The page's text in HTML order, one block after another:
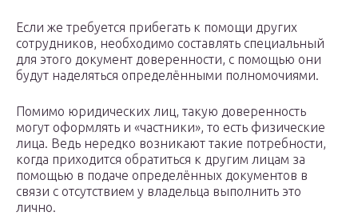
Если же требуется прибегать к помощи других
сотрудников, необходимо составлять специальный
для этого документ доверенности, с помощью они
будут наделяться определёнными полномочиями.
Помимо юридических лиц, такую доверенность
могут оформлять и «частники», то есть физические
лица. Ведь нередко возникают такие потребности,
когда приходится обратиться к другим лицам за
помощью в подаче определённых документов в
связи с отсутствием у владельца выполнить это
лично.